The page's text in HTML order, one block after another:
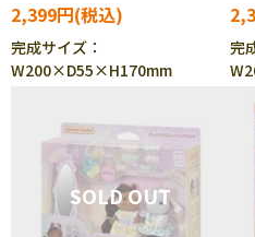
2,399円
完成サイズ：
W200×D55×H170mm
完